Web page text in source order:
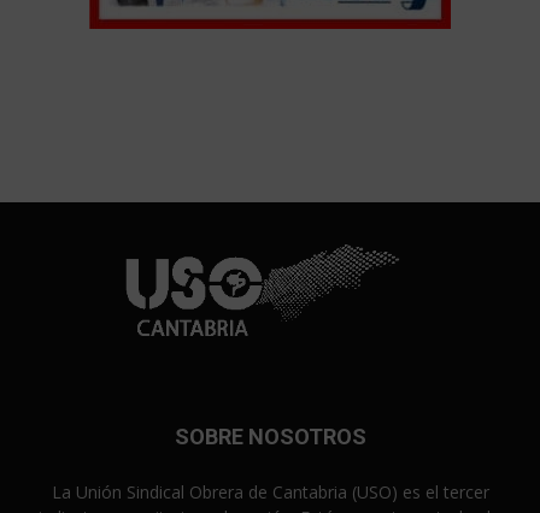
SOBRE NOSOTROS
La Unión Sindical Obrera de Cantabria (USO) es el tercer